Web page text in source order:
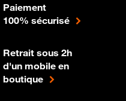
Paiement
100% sécurisé
Retrait sous 2h
d'un mobile en
boutique